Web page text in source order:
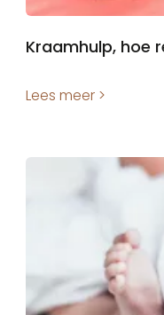
Kraamhulp, hoe
Lees meer >